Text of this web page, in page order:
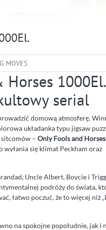
MOVES
serial
domową atmosferę,
układanka typu jigsaw
– Only Fools and Horses
się klimat Peckham oraz
Uncle Albert, Boycie i
podróży do świata,
łatwo poczuć, że to więcej niż
na spokojne popołudnie, jak i